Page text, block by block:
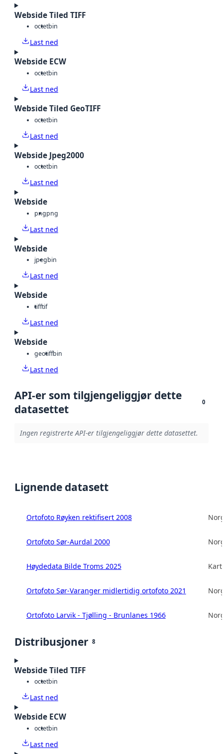
Webside Tiled TIFF
octetbin
Last ned
Webside ECW
octetbin
Last ned
Webside Tiled GeoTIFF
octetbin
Last ned
Webside Jpeg2000
octetbin
Last ned
Webside
pngpng
Last ned
Webside
jpegbin
Last ned
Webside
tifftif
Last ned
Webside
geotiffbin
Last ned
API-er som tilgjengeliggjør dette
datasettet
0
Ingen registrerte API-er tilgjengeliggjør dette datasettet.
Lignende datasett
Ortofoto Røyken rektifisert 2008
Ortofoto Sør-Aurdal 2000
Høydedata Bilde Troms 2025
Ortofoto Sør-Varanger midlertidig ortofoto 2021
Ortofoto Larvik - Tjølling - Brunlanes 1966
Distribusjoner 8
Webside Tiled TIFF
octetbin
Last ned
Webside ECW
octetbin
Last ned